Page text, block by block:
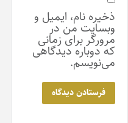
ذخیره نام، ایمیل و
وبسایت من در
مرورگر برای زمانی
که دوباره دیدگاهی
می‌نویسم.